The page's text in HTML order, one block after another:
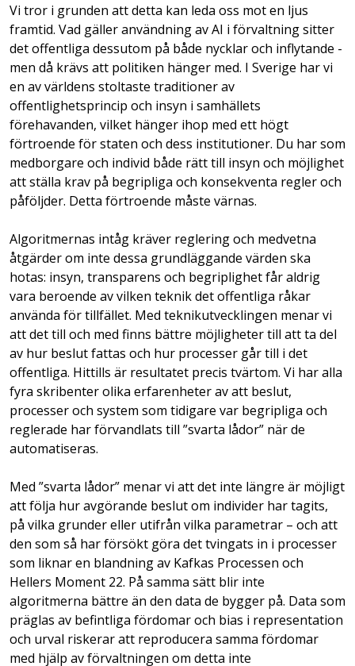
Vi tror i grunden att detta kan leda oss mot en ljus
framtid. Vad gäller användning av AI i förvaltning sitter
det offentliga dessutom på både nycklar och inflytande -
men då krävs att politiken hänger med. I Sverige har vi
en av världens stoltaste traditioner av
offentlighetsprincip och insyn i samhällets
förehavanden, vilket hänger ihop med ett högt
förtroende för staten och dess institutioner. Du har som
medborgare och individ både rätt till insyn och möjlighet
att ställa krav på begripliga och konsekventa regler och
påföljder. Detta förtroende måste värnas.
Algoritmernas intåg kräver reglering och medvetna
åtgärder om inte dessa grundläggande värden ska
hotas: insyn, transparens och begriplighet får aldrig
vara beroende av vilken teknik det offentliga råkar
använda för tillfället. Med teknikutvecklingen menar vi
att det till och med finns bättre möjligheter till att ta del
av hur beslut fattas och hur processer går till i det
offentliga. Hittills är resultatet precis tvärtom. Vi har alla
fyra skribenter olika erfarenheter av att beslut,
processer och system som tidigare var begripliga och
reglerade har förvandlats till ”svarta lådor” när de
automatiseras.
Med ”svarta lådor” menar vi att det inte längre är möjligt
att följa hur avgörande beslut om individer har tagits,
på vilka grunder eller utifrån vilka parametrar – och att
den som så har försökt göra det tvingats in i processer
som liknar en blandning av Kafkas Processen och
Hellers Moment 22. På samma sätt blir inte
algoritmerna bättre än den data de bygger på. Data som
präglas av befintliga fördomar och bias i representation
och urval riskerar att reproducera samma fördomar
med hjälp av förvaltningen om detta inte